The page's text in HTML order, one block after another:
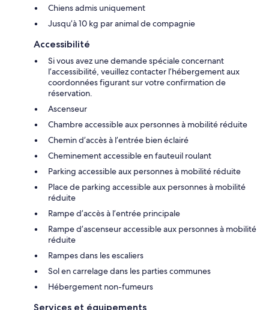
Chiens admis uniquement
Jusqu’à 10 kg par animal de compagnie
Accessibilité
Si vous avez une demande spéciale concernant
l’accessibilité, veuillez contacter l’hébergement aux
coordonnées figurant sur votre confirmation de
réservation.
Ascenseur
Chambre accessible aux personnes à mobilité réduite
Chemin d’accès à l’entrée bien éclairé
Cheminement accessible en fauteuil roulant
Parking accessible aux personnes à mobilité réduite
Place de parking accessible aux personnes à mobilité
réduite
Rampe d’accès à l’entrée principale
Rampe d’ascenseur accessible aux personnes à mobilité
réduite
Rampes dans les escaliers
Sol en carrelage dans les parties communes
Hébergement non-fumeurs
Services et équipements